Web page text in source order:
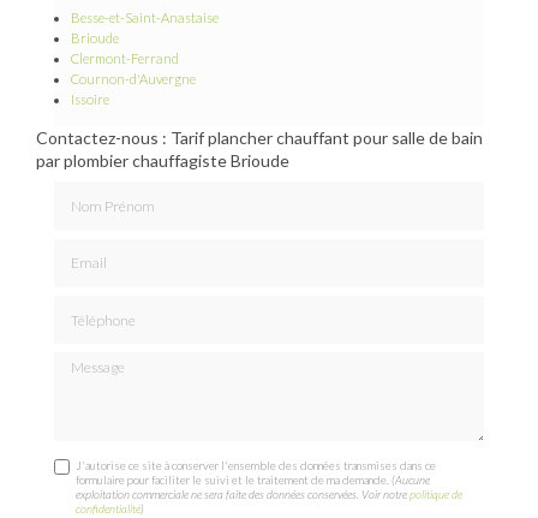
Besse-et-Saint-Anastaise
Brioude
Clermont-Ferrand
Cournon-d'Auvergne
Issoire
Contactez-nous : Tarif plancher chauffant pour salle de bain
par plombier chauffagiste Brioude
Message
J'autorise ce site à conserver l'ensemble des données transmises dans ce
formulaire pour faciliter le suivi et le traitement de ma demande.(Aucune
exploitation commerciale ne sera faite des données conservées. Voir notrepolitique de
confidentialité)